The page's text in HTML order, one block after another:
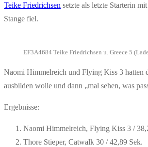
Teike Friedrichsen setzte als letzte Starterin
Stange fiel.
EF3A4684 Teike Friedrichsen u. Greece 5
Naomi Himmelreich und Flying Kiss 3 hatten
ausbilden wolle und dann „mal sehen, was
Ergebnisse:
Naomi Himmelreich, Flying Kiss 3 /
Thore Stieper, Catwalk 30 / 42,89 Sek.